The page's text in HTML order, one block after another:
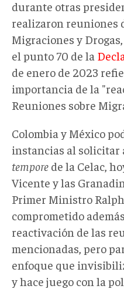
durante otras
realizaron reuniones
Migraciones y
el punto 70 de la
de enero de 2023
importancia de la
Reuniones sobre
Colombia y México
instancias al solicitar
tempore de la Celac,
Vicente y las
Primer Ministro
comprometido
reactivación de las
mencionadas, pero
enfoque que
y hace juego con la